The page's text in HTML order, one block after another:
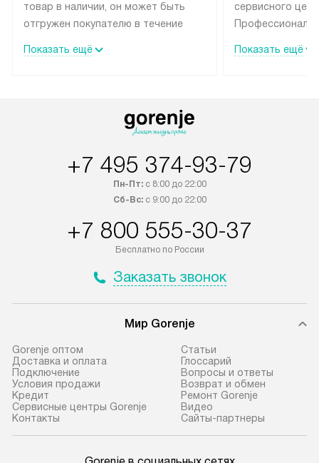
товар в наличии, он может быть
отгружен покупателю в течение
лейблом доставляется бесплатно
Возможна доставка товаров по
Показать ещё
сервисного
эксплуатации
Показать ещё
+7 495 374-93-79
Пн-Пт:с 8:00 до 22:00
Сб-Вс:с 9:00 до 22:00
+7 800 555-30-37
Бесплатно по России
Заказать звонок
Мир Gorenje
Gorenje оптом
Доставка и оплата
Подключение
Условия продажи
Кредит
Сервисные центры Gorenje
Контакты
Cтатьи
Глоссарий
Вопросы и ответы
Возврат и обмен
Ремонт Gorenje
Видео
Сайты-партнеры